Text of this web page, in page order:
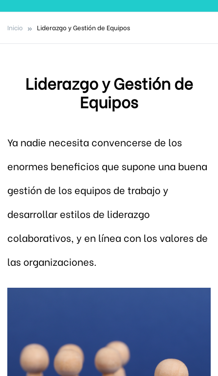
Inicio Liderazgo y Gestión de Equipos
Liderazgo y Gestión de
Equipos
Ya nadie necesita convencerse de los
enormes beneficios que supone una buena
gestión de los equipos de trabajo y
desarrollar estilos de liderazgo
colaborativos, y en línea con los valores de
las organizaciones.